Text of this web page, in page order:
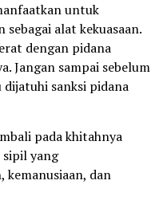
untuk
alat kekuasaan.
dengan pidana
Jangan sampai sebelum
sanksi pidana
pada khitahnya
sipil yang
kemanusiaan, dan